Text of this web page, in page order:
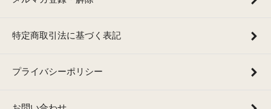
特定商取引法に基づく表記
プライバシーポリシー